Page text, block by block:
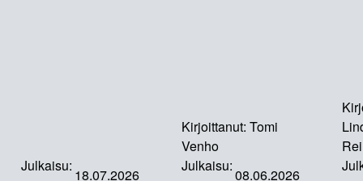
Julkaisu:
18.07.2026
Kirjoittanut: Tomi
Venho
Julkaisu:
08.06.2026